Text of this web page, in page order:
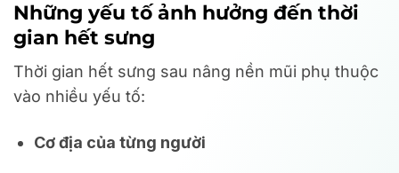
Những yếu tố ảnh hưởng đến thời
gian hết sưng
Thời gian hết sưng sau nâng nền mũi phụ thuộc
vào nhiều yếu tố:
Cơ địa của từng người